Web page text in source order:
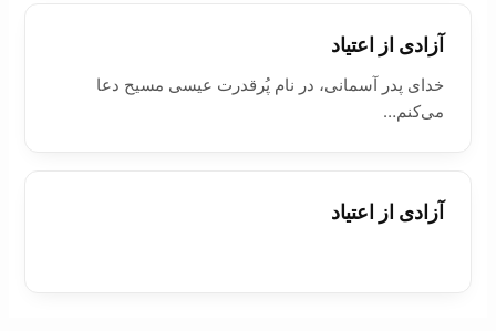
آزادی از اعتیاد
خدای پدر آسمانی، در نام پُرقدرت عیسی مسیح دعا
می‌کنم…
آزادی از اعتیاد